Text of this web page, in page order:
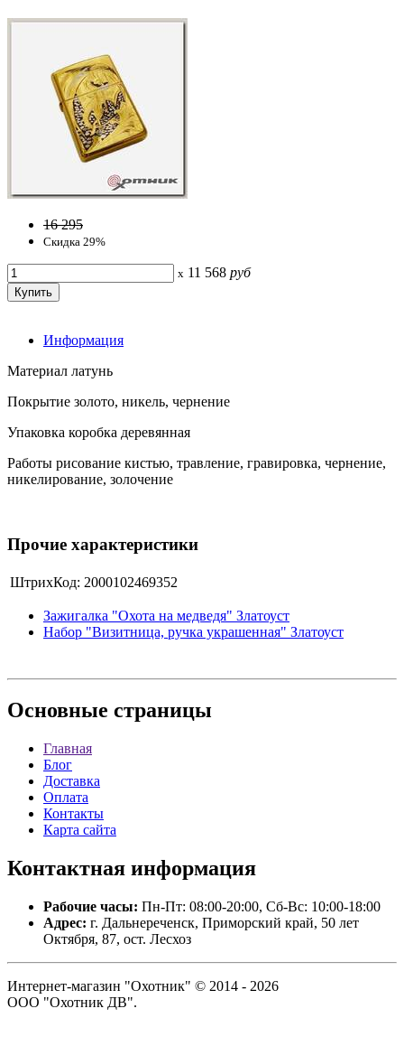
16 295
Скидка 29%
x 11 568 руб
Информация
Материал латунь
Покрытие золото, никель, чернение
Упаковка коробка деревянная
Работы рисование кистью, травление, гравировка, чернение,
никелирование, золочение
Прочие характеристики
ШтрихКод: 2000102469352
Зажигалка "Охота на медведя" Златоуст
Набор "Визитница, ручка украшенная" Златоуст
Основные страницы
Главная
Блог
Доставка
Оплата
Контакты
Карта сайта
Контактная информация
Рабочие часы: Пн-Пт: 08:00-20:00, Сб-Вс: 10:00-18:00
Адрес: г. Дальнереченск, Приморский край, 50 лет
Октября, 87, ост. Лесхоз
Интернет-магазин "Охотник" © 2014 - 2026
ООО "Охотник ДВ".